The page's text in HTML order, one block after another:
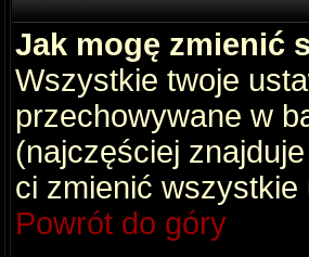
Jak mogę zmienić
Wszystkie twoje
przechowywane w
(najczęściej
ci zmienić wszystkie
Powrót do góry